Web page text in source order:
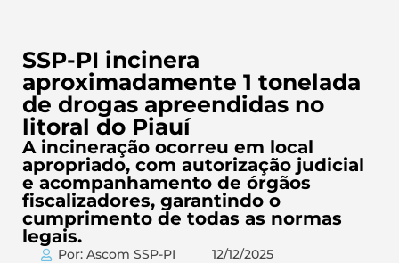
SSP-PI incinera
aproximadamente 1 tonelada
de drogas apreendidas no
litoral do Piauí
A incineração ocorreu em local
apropriado, com autorização judicial
e acompanhamento de órgãos
fiscalizadores, garantindo o
cumprimento de todas as normas
legais.
Por: Ascom SSP-PI 12/12/2025